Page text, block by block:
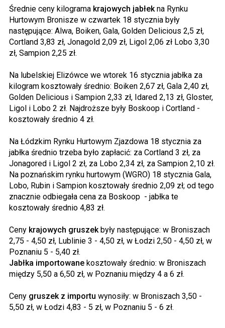
Średnie ceny kilograma krajowych jabłek na Rynku
Hurtowym Bronisze w czwartek 18 stycznia były
następujące: Alwa, Boiken, Gala, Golden Delicious 2,5 zł,
Cortland 3,83 zł, Jonagold 2,09 zł, Ligol 2,06 zł Lobo 3,30
zł, Sampion 2,25 zł.
Na lubelskiej Elizówce we wtorek 16 stycznia jabłka za
kilogram kosztowały średnio: Boiken 2,67 zł, Gala 2,40 zł,
Golden Delicious i Sampion 2,33 zł, Idared 2,13 zł, Gloster,
Ligol i Lobo 2 zł. Najdroższe były Boskoop i Cortland -
kosztowały średnio 4 zł.
Na Łódzkim Rynku Hurtowym Zjazdowa 18 stycznia za
jabłka średnio trzeba było zapłacić: za Cortland 3 zł, za
Jonagored i Ligol 2 zł, za Lobo 2,34 zł, za Sampion 2,10 zł.
Na poznańskim rynku hurtowym (WGRO) 18 stycznia Gala,
Lobo, Rubin i Sampion kosztowały średnio 2,09 zł; od tego
znacznie odbiegała cena za Boskoop - jabłka te
kosztowały średnio 4,83 zł.
Ceny krajowych gruszek były następujące: w Broniszach
2,75 - 4,50 zł, Lublinie 3 - 4,50 zł, w Łodzi 2,50 - 4,50 zł, w
Poznaniu 5 - 5,40 zł.
Jabłka importowane kosztowały średnio: w Broniszach
między 5,50 a 6,50 zł, w Poznaniu między 4 a 6 zł.
Ceny gruszek z importu wynosiły: w Broniszach 3,50 -
5,50 zł, w Łodzi 4,83 - 5 zł, w Poznaniu 5 - 6 zł.